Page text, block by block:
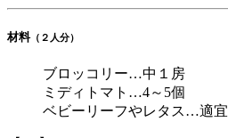
材料（２人分）
ブロッコリー…中１房
ミディトマト…4～5個
ベビーリーフやレタス…適宜